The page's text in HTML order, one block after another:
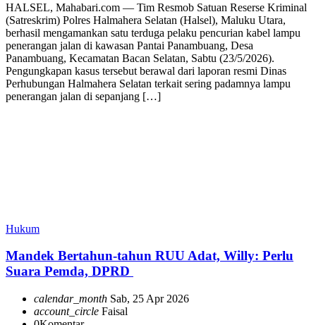
HALSEL, Mahabari.com — Tim Resmob Satuan Reserse Kriminal
(Satreskrim) Polres Halmahera Selatan (Halsel), Maluku Utara,
berhasil mengamankan satu terduga pelaku pencurian kabel lampu
penerangan jalan di kawasan Pantai Panambuang, Desa
Panambuang, Kecamatan Bacan Selatan, Sabtu (23/5/2026).
Pengungkapan kasus tersebut berawal dari laporan resmi Dinas
Perhubungan Halmahera Selatan terkait sering padamnya lampu
penerangan jalan di sepanjang […]
Hukum
Mandek Bertahun-tahun RUU Adat, Willy: Perlu
Suara Pemda, DPRD
calendar_month Sab, 25 Apr 2026
account_circle Faisal